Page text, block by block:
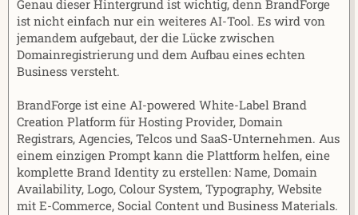
Genau dieser Hintergrund ist wichtig, denn BrandForge
ist nicht einfach nur ein weiteres AI-Tool. Es wird von
jemandem aufgebaut, der die Lücke zwischen
Domainregistrierung und dem Aufbau eines echten
Business versteht.
BrandForge ist eine AI-powered White-Label Brand
Creation Platform für Hosting Provider, Domain
Registrars, Agencies, Telcos und SaaS-Unternehmen. Aus
einem einzigen Prompt kann die Plattform helfen, eine
komplette Brand Identity zu erstellen: Name, Domain
Availability, Logo, Colour System, Typography, Website
mit E-Commerce, Social Content und Business Materials.